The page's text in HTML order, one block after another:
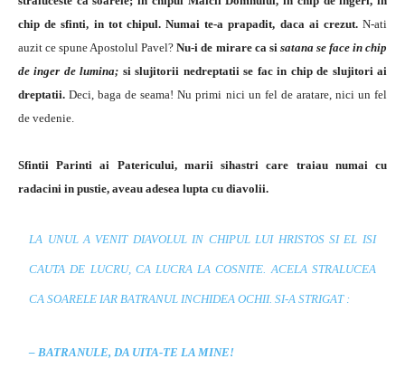
chip de sfinti, in tot chipul. Numai te-a prapadit, daca ai crezut. N-ati
auzit ce spune Apostolul Pavel?Nu-i de mirare ca si satana se face in chip
de inger de lumina; si slujitorii nedreptatii se fac in chip de slujitori ai
dreptatii.Deci, baga de seama! Nu primi nici un fel de aratare, nici un fel
de vedenie.
Sfintii Parinti ai Patericului, marii sihastri care traiau numai cu
radacini in pustie, aveau adesea lupta cu diavolii.
LA UNUL A VENIT DIAVOLUL IN CHIPUL LUI HRISTOS SI EL ISI
CAUTA DE LUCRU, CA LUCRA LA COSNITE. ACELA STRALUCEA
CA SOARELE IAR BATRANUL INCHIDEA OCHII. SI-A STRIGAT :
– BATRANULE, DA UITA-TE LA MINE!